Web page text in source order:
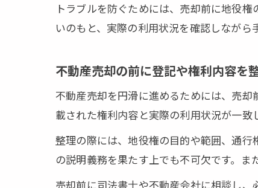
トラブルを防ぐためには、売却前に地役
いのもと、実際の利用状況を確認しながら
不動産売却の前に登記や権利内容を
不動産売却を円滑に進めるためには、売
載された権利内容と実際の利用状況が一致
整理の際には、地役権の目的や範囲、通
の説明義務を果たす上でも不可欠です。ま
売却前に司法書士や不動産会社に相談し